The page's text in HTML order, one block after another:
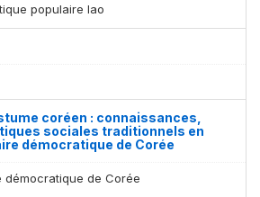
populaire lao
coréen : connaissances,
sociales traditionnels en
démocratique de Corée
démocratique de Corée